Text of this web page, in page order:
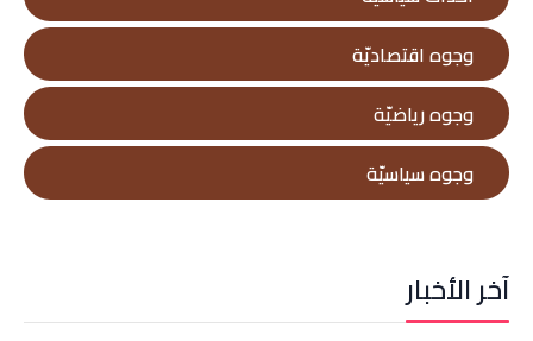
وجوه اقتصاديّة
وجوه رياضيّة
وجوه سياسيّة
آخر الأخبار